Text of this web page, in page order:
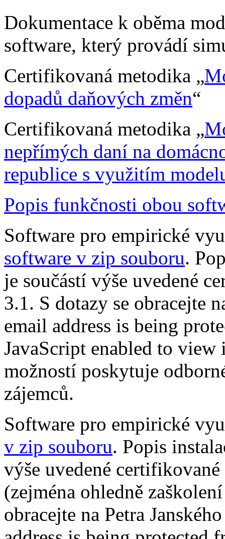
Dokumentace k oběma
software, který provádí
Certifikovaná metodika „
dopadů daňových změn“
Certifikovaná metodika „
nepřímých daní na
republice s využitím
Popis funkčnosti obou
Software pro empirické
software v zip souboru.
je součástí výše uvedené
3.1. S dotazy se obracejte
email address is being
JavaScript enabled to view
možností poskytuje
zájemců.
Software pro empirické
v zip souboru. Popis
výše uvedené
(zejména ohledně
obracejte na Petra